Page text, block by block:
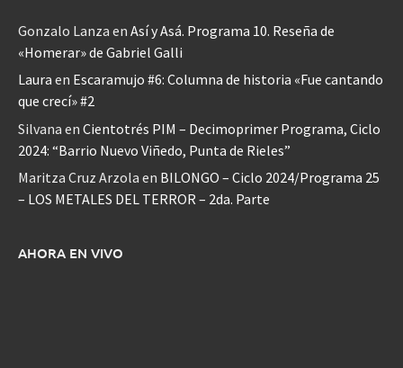
Gonzalo Lanza en Así y Asá. Programa 10. Reseña de
«Homerar» de Gabriel Galli
Laura en Escaramujo #6: Columna de historia «Fue cantando
que crecí» #2
Silvana en Cientotrés PIM – Decimoprimer Programa, Ciclo
2024: “Barrio Nuevo Viñedo, Punta de Rieles”
Maritza Cruz Arzola en BILONGO – Ciclo 2024/Programa 25
– LOS METALES DEL TERROR – 2da. Parte
AHORA EN VIVO